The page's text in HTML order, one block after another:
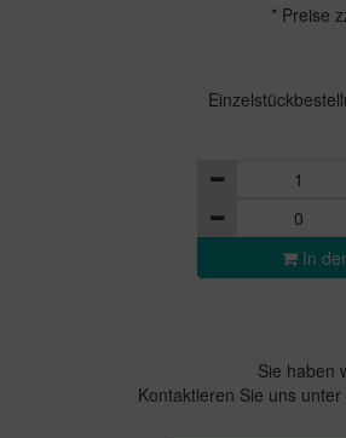
* Preise
In
Sie haben
Kontaktieren Sie uns